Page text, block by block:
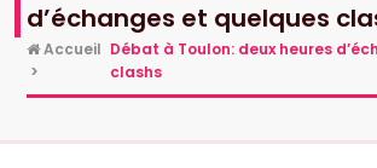
d’échanges et quelques
Accueil
>
Débat à Toulon: deux heures
clashs